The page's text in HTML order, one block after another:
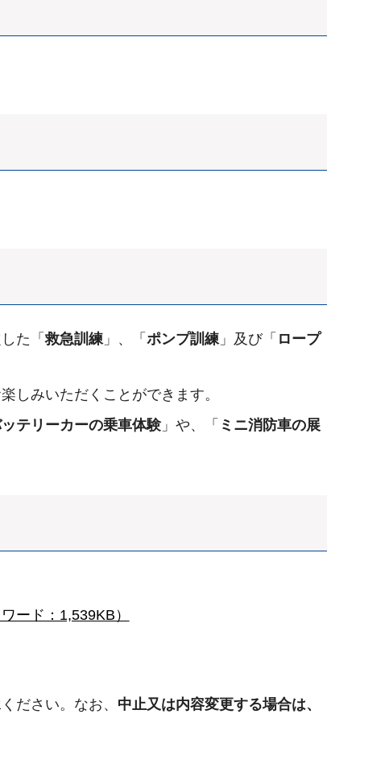
た「救急訓練」、「 ポンプ訓練」及び「 ロープ
しみいただくことができます。
テリーカーの乗車体験」や、「 ミニ消防車の展
ード：1,539KB）
ださい。なお、 中止又は内容変更する場合は、